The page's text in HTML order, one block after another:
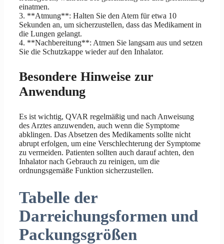
einatmen.
3. **Atmung**: Halten Sie den Atem für etwa 10
Sekunden an, um sicherzustellen, dass das Medikament in
die Lungen gelangt.
4. **Nachbereitung**: Atmen Sie langsam aus und setzen
Sie die Schutzkappe wieder auf den Inhalator.
Besondere Hinweise zur
Anwendung
Es ist wichtig, QVAR regelmäßig und nach Anweisung
des Arztes anzuwenden, auch wenn die Symptome
abklingen. Das Absetzen des Medikaments sollte nicht
abrupt erfolgen, um eine Verschlechterung der Symptome
zu vermeiden. Patienten sollten auch darauf achten, den
Inhalator nach Gebrauch zu reinigen, um die
ordnungsgemäße Funktion sicherzustellen.
Tabelle der
Darreichungsformen und
Packungsgrößen